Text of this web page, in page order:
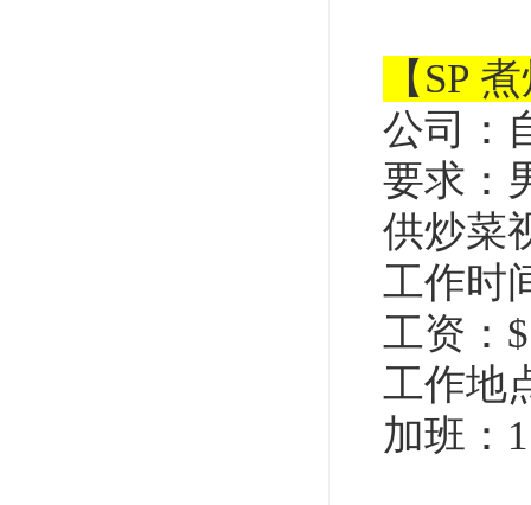
【SP
公司：
要求：
供炒菜
工作时
工资：
工作地
加班：